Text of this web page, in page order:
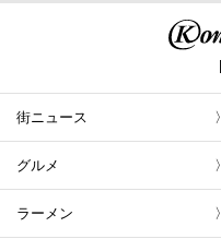
街ニュース
グルメ
ラーメン